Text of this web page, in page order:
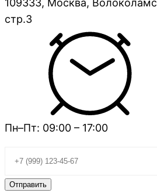
109333, Москва,
стр.3
Пн–Пт: 09:00 – 17:00